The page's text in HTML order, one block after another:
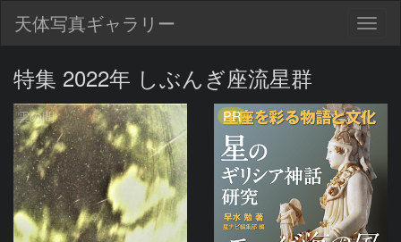
天体写真ギャラリー
特集 2022年 しぶんぎ座流星群
雲の間 PR